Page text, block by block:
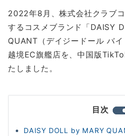
2022年8月、株式会社クラブ
するコスメブランド「DAISY
QUANT（デイジードール バ
越境EC旗艦店を、中国版
たしました。
目次
DAISY DOLL by MARY